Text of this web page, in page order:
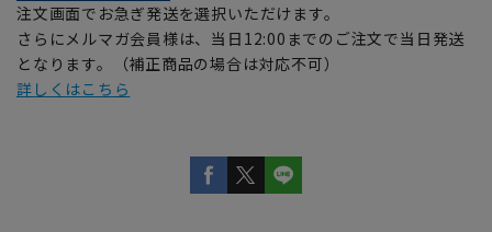
注文画面でお急ぎ発送を選択いただけます。
さらにメルマガ会員様は、当日12:00までのご注文で当日発送
となります。（補正商品の場合は対応不可）
詳しくはこちら